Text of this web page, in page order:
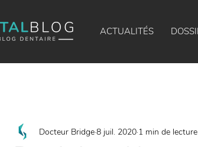
ACTUALITÉS
Docteur Bridge8 juil. 2020 1 min de lecture